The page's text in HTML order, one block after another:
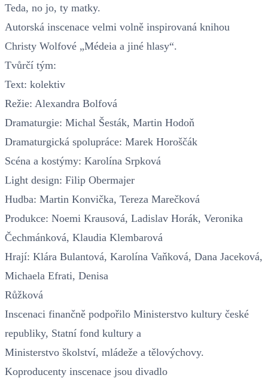
Teda, no jo, ty matky.
Autorská inscenace velmi volně inspirovaná knihou
Christy Wolfové „Médeia a jiné hlasy“.
Tvůrčí tým:
Text: kolektiv
Režie: Alexandra Bolfová
Dramaturgie: Michal Šesták, Martin Hodoň
Dramaturgická spolupráce: Marek Horoščák
Scéna a kostýmy: Karolína Srpková
Light design: Filip Obermajer
Hudba: Martin Konvička, Tereza Marečková
Produkce: Noemi Krausová, Ladislav Horák, Veronika
Čechmánková, Klaudia Klembarová
Hrají: Klára Bulantová, Karolína Vaňková, Dana Jaceková,
Michaela Efrati, Denisa
Růžková
Inscenaci finančně podpořilo Ministerstvo kultury české
republiky, Statní fond kultury a
Ministerstvo školství, mládeže a tělovýchovy.
Koproducenty inscenace jsou divadlo